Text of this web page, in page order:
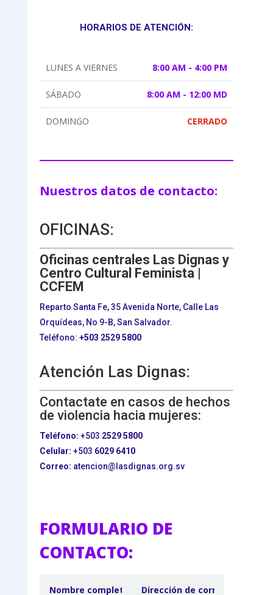
HORARIOS DE ATENCIÓN:
LUNES A VIERNES 8:00 AM - 4:00 PM
SÁBADO 8:00 AM - 12:00 MD
DOMINGO CERRADO
Nuestros datos de contacto:
OFICINAS:
Oficinas centrales Las Dignas y
Centro Cultural Feminista |
CCFEM
Reparto Santa Fe, 35 Avenida Norte, Calle Las
Orquídeas, No 9-B, San Salvador.
Teléfono: +503 2529 5800
Atención Las Dignas:
Contactate en casos de hechos
de violencia hacia mujeres:
Teléfono: +503 2529 5800
Celular: +503 6029 6410
Correo: atencion@lasdignas.org.sv
FORMULARIO DE
CONTACTO: